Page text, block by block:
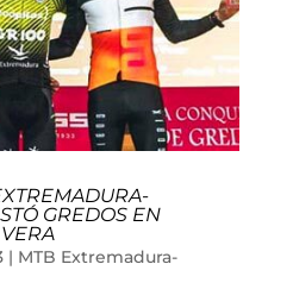
SERVICIOS
bikeGREDOS EN
| MTB Extremadura-